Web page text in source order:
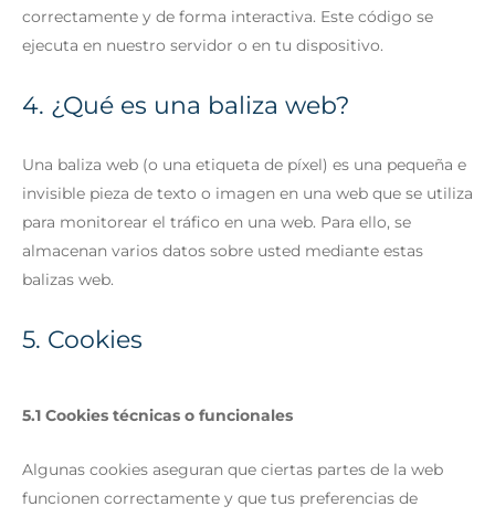
correctamente y de forma interactiva. Este código se
ejecuta en nuestro servidor o en tu dispositivo.
4. ¿Qué es una baliza web?
Una baliza web (o una etiqueta de píxel) es una pequeña e
invisible pieza de texto o imagen en una web que se utiliza
para monitorear el tráfico en una web. Para ello, se
almacenan varios datos sobre usted mediante estas
balizas web.
5. Cookies
5.1 Cookies técnicas o funcionales
Algunas cookies aseguran que ciertas partes de la web
funcionen correctamente y que tus preferencias de